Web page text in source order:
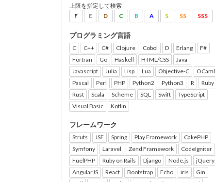
上限を指定して検索
F
E D C B A S SS SSS
プログラミング言語
C C++ C# Clojure Cobol D Erlang
F#
Fortran
Go Haskell HTML/CSS
Java
Javascript
Julia Lisp Lua Objective-C
OCaml
Pascal
Perl PHP Python2 Python3 R
Ruby
Rust
Scala Scheme SQL Swift
TypeScript
Visual Basic
Kotlin
フレームワーク
Struts JSF Spring Play Framework
CakePHP
Symfony
Laravel Zend Framework
CodeIgniter
FuelPHP
Ruby on Rails Django Node.js
jQuery
AngularJS
React Bootstrap Echo iris
Gin